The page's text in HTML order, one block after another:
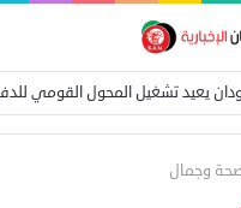
يعيد تشغيل المحول القومي
وجمال